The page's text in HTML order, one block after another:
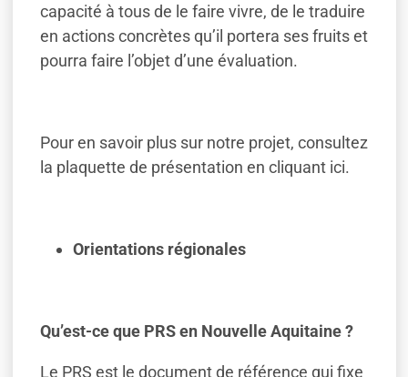
capacité à tous de le faire vivre, de le traduire
en actions concrètes qu’il portera ses fruits et
pourra faire l’objet d’une évaluation.
Pour en savoir plus sur notre projet, consultez
la plaquette de présentation en cliquant ici.
Orientations régionales
Qu’est-ce que PRS en Nouvelle Aquitaine ?
Le PRS est le document de référence qui fixe